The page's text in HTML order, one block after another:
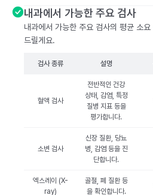
내과에서 가능한 주요 검사
내과에서 가능한 주요 검사의 평균 소
드릴게요.
검사 종류 설명
혈액 검사
전반적인 건강
상태, 감염, 특정
질병 지표 등을
평가합니다.
소변 검사
신장 질환, 당뇨
병, 감염 등을 진
단합니다.
엑스레이 (X-
ray)
골절, 폐 질환 등
을 확인합니다.